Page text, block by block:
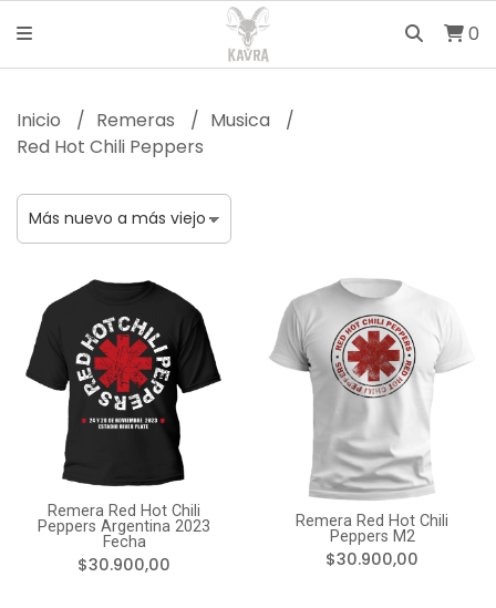
0
Inicio Remeras
Musica
Red Hot Chili Peppers
Remera Red Hot Chili
Peppers Argentina 2023
Fecha
$30.900,00
Remera Red Hot Chili
Peppers M2
$30.900,00